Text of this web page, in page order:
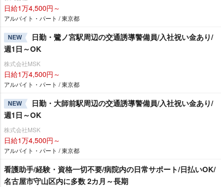
日給1万4,500円～
アルバイト・パート / 東京都
NEW
日勤・鷺ノ宮駅周辺の交通誘導警備員/入社祝い金あり/
週1日～OK
株式会社MSK
日給1万4,500円～
アルバイト・パート / 東京都
NEW
日勤・大師前駅周辺の交通誘導警備員/入社祝い金あり/
週1日～OK
株式会社MSK
日給1万4,500円～
アルバイト・パート / 東京都
看護助手/経験・資格一切不要/病院内の日常サポート/日払いOK/
名古屋市守山区内に多数 2カ月～長期